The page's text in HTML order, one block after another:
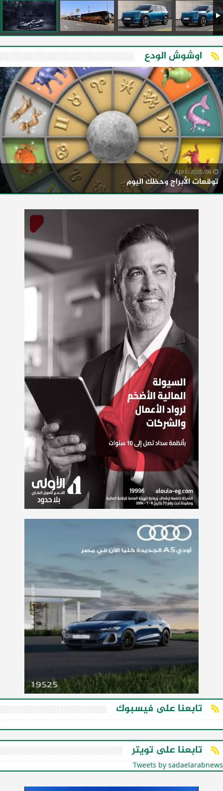
اوشوش الودع
توقعات الأبراج وحظك اليوم
تابعنا على فيسبوك
تابعنا على تويتر
Tweets by sadaelarabnews